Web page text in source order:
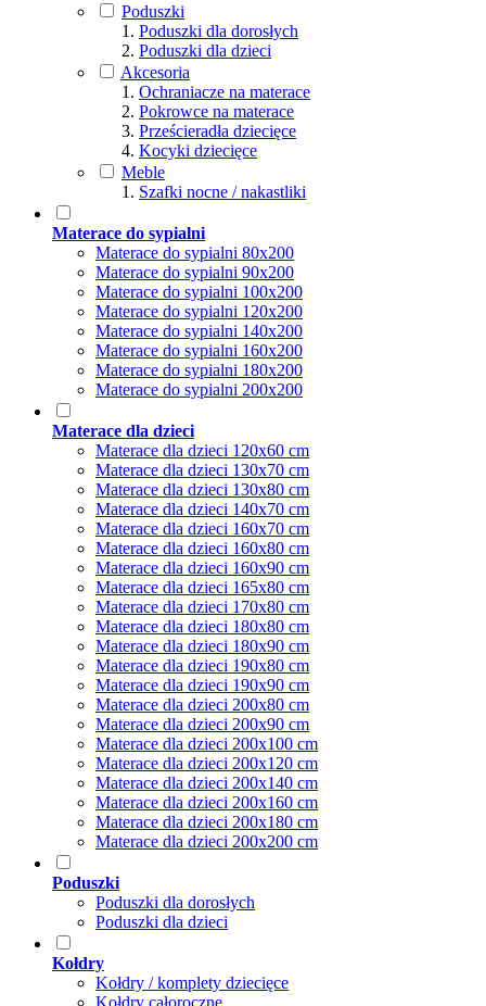
Poduszki
Poduszki dla dorosłych
Poduszki dla dzieci
Akcesoria
Ochraniacze na materace
Pokrowce na materace
Prześcieradła dziecięce
Kocyki dziecięce
Meble
Szafki nocne / nakastliki
Materace do sypialni
Materace do sypialni 80x200
Materace do sypialni 90x200
Materace do sypialni 100x200
Materace do sypialni 120x200
Materace do sypialni 140x200
Materace do sypialni 160x200
Materace do sypialni 180x200
Materace do sypialni 200x200
Materace dla dzieci
Materace dla dzieci 120x60 cm
Materace dla dzieci 130x70 cm
Materace dla dzieci 130x80 cm
Materace dla dzieci 140x70 cm
Materace dla dzieci 160x70 cm
Materace dla dzieci 160x80 cm
Materace dla dzieci 160x90 cm
Materace dla dzieci 165x80 cm
Materace dla dzieci 170x80 cm
Materace dla dzieci 180x80 cm
Materace dla dzieci 180x90 cm
Materace dla dzieci 190x80 cm
Materace dla dzieci 190x90 cm
Materace dla dzieci 200x80 cm
Materace dla dzieci 200x90 cm
Materace dla dzieci 200x100 cm
Materace dla dzieci 200x120 cm
Materace dla dzieci 200x140 cm
Materace dla dzieci 200x160 cm
Materace dla dzieci 200x180 cm
Materace dla dzieci 200x200 cm
Poduszki
Poduszki dla dorosłych
Poduszki dla dzieci
Kołdry
Kołdry / komplety dziecięce
Kołdry całoroczne